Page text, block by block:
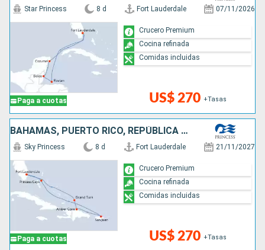
Paga a cuotas
Star Princess 8 d Fort Lauderdale 07/11/2026
US$ 270 +Tasas
Crucero Premium
Cocina refinada
Comidas incluidas
BAHAMAS, PUERTO RICO, REPÚBLICA DOMINICANA, ESTADOS UNIDOS
Paga a cuotas
Sky Princess 8 d Fort Lauderdale 21/11/2027
US$ 270 +Tasas
Crucero Premium
Cocina refinada
Comidas incluidas